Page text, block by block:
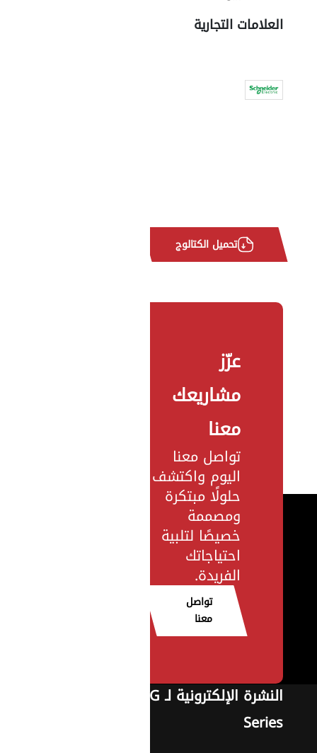
العلامات التجارية
تحميل الكتالوج
عزّز
مشاريعك
معنا
تواصل معنا
اليوم واكتشف
حلولًا مبتكرة
ومصممة
خصيصًا لتلبية
احتياجاتك
الفريدة.
تواصل
معنا
النشرة الإلكترونية لـ G
Series